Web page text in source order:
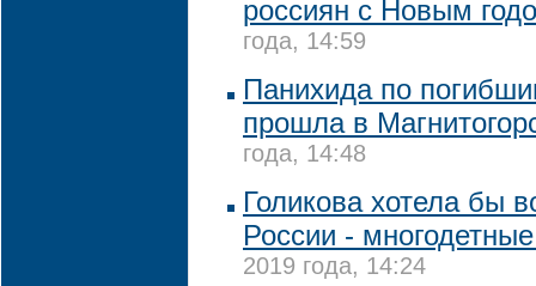
россиян с Новым
года, 14:59
Панихида по
прошла в
года, 14:48
Голикова хотела бы
России -
2019 года, 14:24